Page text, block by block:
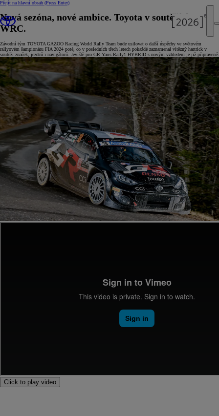
Přejít na hlavní obsah (Press Enter)
Nová sezóna, nové ambice. Toyota v soutěžích
WRC.
Závodní tým TOYOTA GAZOO Racing World Rally Team bude usilovat o další úspěchy ve světovém
rallyovém šampionátu FIA 2024 poté, co v posledních třech letech pokaždé zaznamenal vítězný hattrick v
soutěži značek, jezdců i navigátorů. Jeviště pro GR Yaris Rally1 HYBRID s novým vzhledem je již připravené.
Click to play video